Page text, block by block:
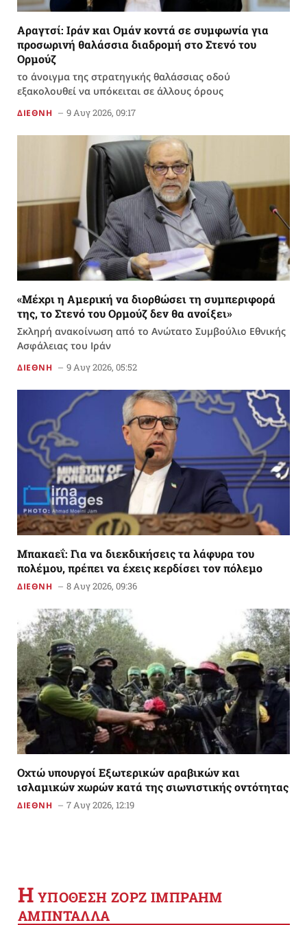
Αραγτσί: Ιράν και Ομάν κοντά σε συμφωνία για
προσωρινή θαλάσσια διαδρομή στο Στενό του
Ορμούζ
το άνοιγμα της στρατηγικής θαλάσσιας οδού
εξακολουθεί να υπόκειται σε άλλους όρους
ΔΙΕΘΝΗ 9 Αυγ 2026, 09:17
«Μέχρι η Αμερική να διορθώσει τη συμπεριφορά
της, το Στενό του Ορμούζ δεν θα ανοίξει»
Σκληρή ανακοίνωση από το Ανώτατο Συμβούλιο Εθνικής
Ασφάλειας του Ιράν
ΔΙΕΘΝΗ 9 Αυγ 2026, 05:52
Μπακαεΐ: Για να διεκδικήσεις τα λάφυρα του
πολέμου, πρέπει να έχεις κερδίσει τον πόλεμο
ΔΙΕΘΝΗ 8 Αυγ 2026, 09:36
Οχτώ υπουργοί Εξωτερικών αραβικών και
ισλαμικών χωρών κατά της σιωνιστικής οντότητας
ΔΙΕΘΝΗ 7 Αυγ 2026, 12:19
Η YΠΟΘΕΣΗ ΖΟΡΖ ΙΜΠΡΑΗΜ
ΑΜΠΝΤΑΛΛΑ